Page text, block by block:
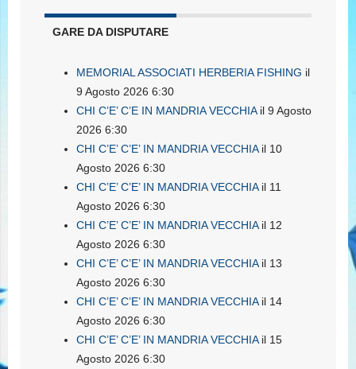
GARE DA DISPUTARE
MEMORIAL ASSOCIATI HERBERIA FISHING il
9 Agosto 2026 6:30
CHI C’E’ C’E IN MANDRIA VECCHIAil 9 Agosto
2026 6:30
CHI C’E’ C’E’ IN MANDRIA VECCHIAil 10
Agosto 2026 6:30
CHI C’E’ C’E’ IN MANDRIA VECCHIAil 11
Agosto 2026 6:30
CHI C’E’ C’E’ IN MANDRIA VECCHIAil 12
Agosto 2026 6:30
CHI C’E’ C’E’ IN MANDRIA VECCHIAil 13
Agosto 2026 6:30
CHI C’E’ C’E’ IN MANDRIA VECCHIAil 14
Agosto 2026 6:30
CHI C’E’ C’E’ IN MANDRIA VECCHIAil 15
Agosto 2026 6:30